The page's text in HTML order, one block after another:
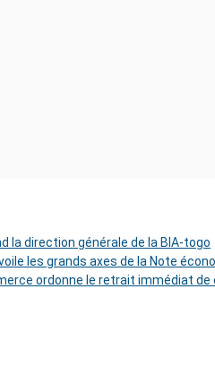
la direction générale de la BIA-togo
les grands axes de la Note
ordonne le retrait immédiat